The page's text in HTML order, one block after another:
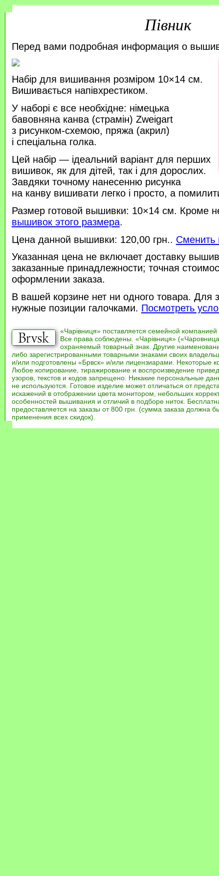
Півник
Перед вами подробная информация о
Набір для вишивання розміром 10×14 см.
Вишивається напівхрестиком.
У наборі є все необхідне: німецька
бавовняна канва (страмін) Zweigart
з рисунком-схемою, пряжа (акрил)
і спеціальна голка.
Цей набір — ідеальний варіант для перших
вишивок, як для дітей, так і для дорослих.
Завдяки точному нанесенню рисунка
на канву вишивати легко і просто, а
Размер готовой вышивки: 10×14 см. Кроме
вышивок этого размера.
Цена данной вышивки: 120,00 грн.. Сменить
Указанная цена не включает доставку
заказанные принадлежности; точная
оформлении заказа.
В вашей корзине нет ни одного товара. Для
нужные позиции галочками. Посмотреть
«Чарівниця» поставляется семейной компанией
Все права соблюдены. «Чарівниця»
охраняемый товарный знак. Другие
либо зарегистрированными товарными знаками своих
и/или подготовлены «Брвск» и/или лицензиарами. Некоторые
Любое копирование, тиражирование и воспроизведение
узоров, текстов и кодов запрещено. Никакие персональные
не используются. Готовое изделие может отличаться от
искажений в отображении цвета монитором, небольших
особенностей вышивания и отличий в подборе ниток.
предоставляется на заказы от 800 грн. (сумма заказа должна
применения всех скидок).